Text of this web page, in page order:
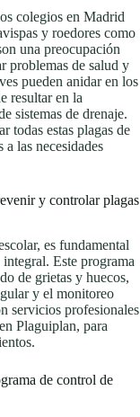
colegios en Madrid
y roedores como
una preocupación
problemas de salud y
pueden anidar en los
resultar en la
sistemas de drenaje.
todas estas plagas de
las necesidades
y controlar plagas
es fundamental
Este programa
de grietas y huecos,
y el monitoreo
servicios profesionales
Plaguiplan, para
de control de